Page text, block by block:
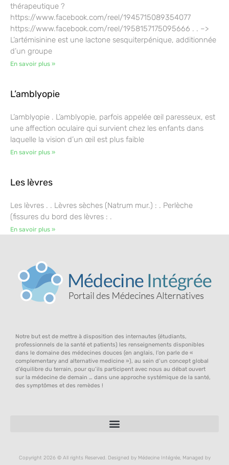
thérapeutique ?
https://www.facebook.com/reel/1945715089354077
https://www.facebook.com/reel/1958157175095666 . . –>
L’artémisinine est une lactone sesquiterpénique, additionnée
d’un groupe
En savoir plus »
L’amblyopie
L’amblyopie . L’amblyopie, parfois appelée œil paresseux, est
une affection oculaire qui survient chez les enfants dans
laquelle la vision d’un œil est plus faible
En savoir plus »
Les lèvres
Les lèvres . . Lèvres sèches (Natrum mur.) : . Perlèche
(fissures du bord des lèvres : .
En savoir plus »
Notre but est de mettre à disposition des internautes (étudiants,
professionnels de la santé et patients) les renseignements disponibles
dans le domaine des médecines douces (en anglais, l’on parle de «
complementary and alternative medicine »), au sein d’un concept global
d’équilibre du terrain, pour qu’ils participent avec nous au débat ouvert
sur la médecine de demain … dans une approche systémique de la santé,
des symptômes et des remèdes !
Copyright 2026 © All rights Reserved. Designed by Médecine Intégrée, Managed by